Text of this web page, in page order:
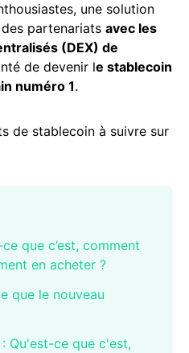
une solution
partenariats avec les
(DEX) de
de devenir le stablecoin
numéro 1.
de stablecoin à suivre sur
ce que c’est, comment
en acheter ?
que le nouveau
Qu'est-ce que c'est,